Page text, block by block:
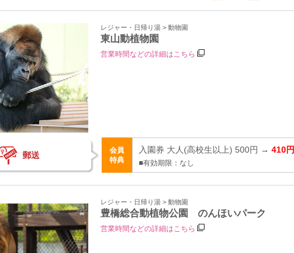
レジャー・日帰り湯 > 動物園
東山動植物園
営業時間などの詳細はこちら
郵送
会員
特典
入園券 大人(高校生以上) 500円 → 410円
■有効期限：なし
レジャー・日帰り湯 > 動物園
豊橋総合動植物公園 のんほいパーク
営業時間などの詳細はこちら